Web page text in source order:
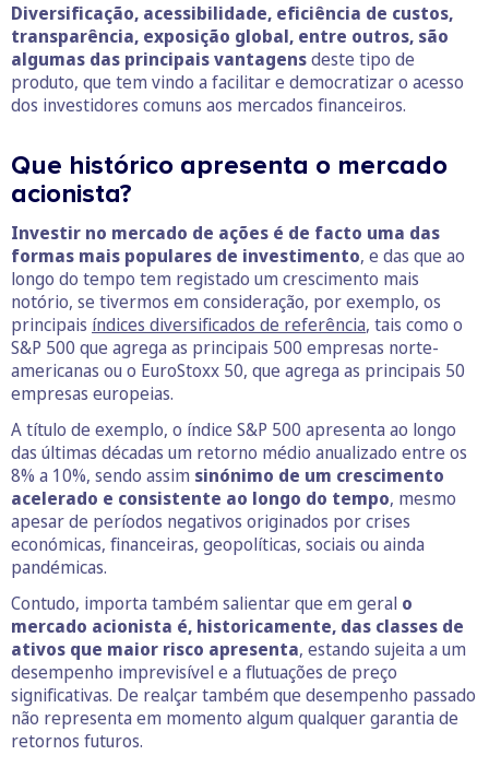
Diversificação, acessibilidade, eficiência de custos,
transparência, exposição global, entre outros, são
algumas das principais vantagensdeste tipo de
produto, que tem vindo a facilitar e democratizar o acesso
dos investidores comuns aos mercados financeiros.
Que histórico apresenta o mercado
acionista?
Investir no mercado de ações é de facto uma das
formas mais populares de investimento, e das que ao
longo do tempo tem registado um crescimento mais
notório, se tivermos em consideração, por exemplo, os
principais índices diversificados de referência, tais como o
S&P 500 que agrega as principais 500 empresas norte-
americanas ou o EuroStoxx 50, que agrega as principais 50
empresas europeias.
A título de exemplo, o índice S&P 500 apresenta ao longo
das últimas décadas um retorno médio anualizado entre os
8% a 10%, sendo assim sinónimo de um crescimento
acelerado e consistente ao longo do tempo, mesmo
apesar de períodos negativos originados por crises
económicas, financeiras, geopolíticas, sociais ou ainda
pandémicas.
Contudo, importa também salientar que em geral o
mercado acionista é, historicamente, das classes de
ativos que maior risco apresenta, estando sujeita a um
desempenho imprevisível e a flutuações de preço
significativas. De realçar também que desempenho passado
não representa em momento algum qualquer garantia de
retornos futuros.